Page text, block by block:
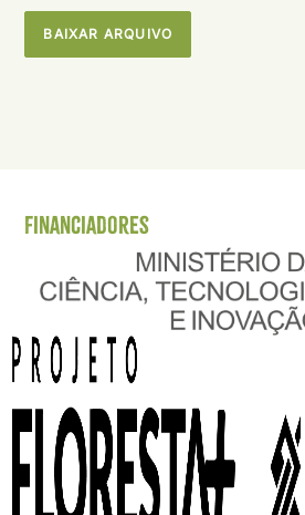
BAIXAR ARQUIVO
Financiadores